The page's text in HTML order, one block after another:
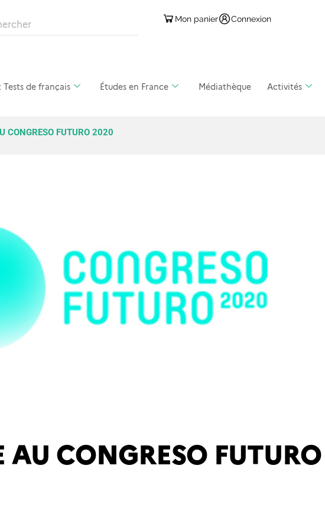
Mon panier Connexion
de français Études en France Médiathèque Activités
CONGRESO FUTURO 2020
AU CONGRESO FUTURO